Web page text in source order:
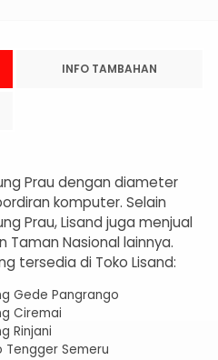
INFO TAMBAHAN
Prau dengan diameter
komputer. Selain
Prau, Lisand juga menjual
Taman Nasional lainnya.
tersedia di Toko Lisand:
Gede Pangrango
Ciremai
Rinjani
Tengger Semeru